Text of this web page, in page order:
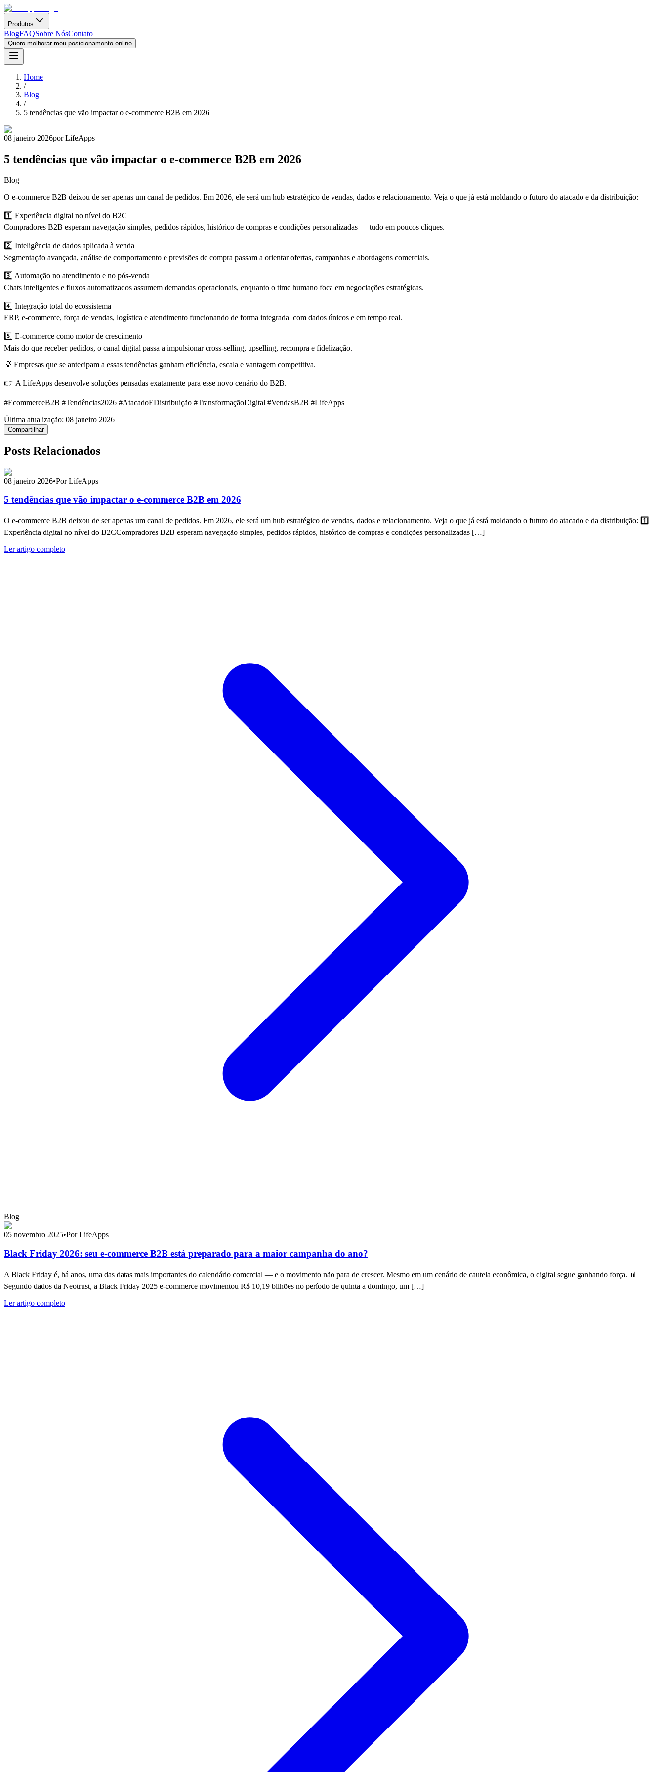
Produtos
BlogFAQSobre NósContato
Quero melhorar meu posicionamento online
Home
/
Blog
/
5 tendências que vão impactar o e-commerce B2B em 2026
08 janeiro 2026por LifeApps
5 tendências que vão impactar o e-commerce B2B em 2026
Blog
O e-commerce B2B deixou de ser apenas um canal de pedidos. Em 2026, ele será um hub estratégico de vendas, dados e relacionamento. Veja o que já está moldando o futuro do atacado e da distribuição:
1️⃣ Experiência digital no nível do B2C
Compradores B2B esperam navegação simples, pedidos rápidos, histórico de compras e condições personalizadas — tudo em poucos cliques.
2️⃣ Inteligência de dados aplicada à venda
Segmentação avançada, análise de comportamento e previsões de compra passam a orientar ofertas, campanhas e abordagens comerciais.
3️⃣ Automação no atendimento e no pós-venda
Chats inteligentes e fluxos automatizados assumem demandas operacionais, enquanto o time humano foca em negociações estratégicas.
4️⃣ Integração total do ecossistema
ERP, e-commerce, força de vendas, logística e atendimento funcionando de forma integrada, com dados únicos e em tempo real.
5️⃣ E-commerce como motor de crescimento
Mais do que receber pedidos, o canal digital passa a impulsionar cross-selling, upselling, recompra e fidelização.
💡 Empresas que se antecipam a essas tendências ganham eficiência, escala e vantagem competitiva.
👉 A LifeApps desenvolve soluções pensadas exatamente para esse novo cenário do B2B.
#EcommerceB2B #Tendências2026 #AtacadoEDistribuição #TransformaçãoDigital #VendasB2B #LifeApps
Última atualização: 08 janeiro 2026
Compartilhar
Posts Relacionados
08 janeiro 2026•Por LifeApps
5 tendências que vão impactar o e-commerce B2B em 2026
O e-commerce B2B deixou de ser apenas um canal de pedidos. Em 2026, ele será um hub estratégico de vendas, dados e relacionamento. Veja o que já está moldando o futuro do atacado e da distribuição: 1️⃣
Experiência digital no nível do B2CCompradores B2B esperam navegação simples, pedidos rápidos, histórico de compras e condições personalizadas […]
Ler artigo completo
Blog
05 novembro 2025•Por LifeApps
Black Friday 2026: seu e-commerce B2B está preparado para a maior campanha do ano?
A Black Friday é, há anos, uma das datas mais importantes do calendário comercial — e o movimento não para de crescer. Mesmo em um cenário de cautela econômica, o digital segue ganhando força. 📊
Segundo dados da Neotrust, a Black Friday 2025 e-commerce movimentou R$ 10,19 bilhões no período de quinta a domingo, um […]
Ler artigo completo